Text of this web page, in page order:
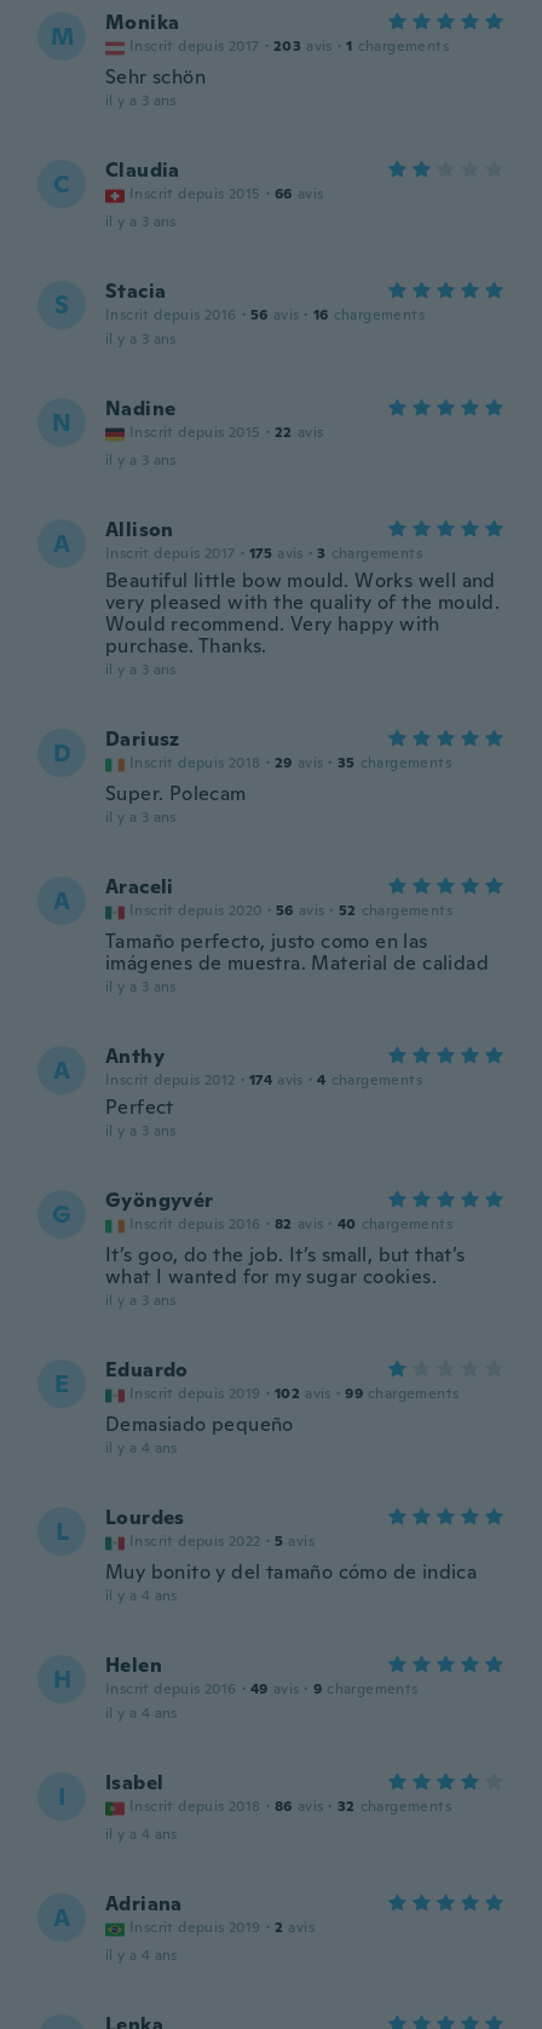
M Monika
Inscrit depuis 2017 · 203 avis · 1 chargements
Sehr schön
il y a 3 ans
C Claudia
Inscrit depuis 2015 · 66 avis
il y a 3 ans
S Stacia
Inscrit depuis 2016 · 56 avis · 16 chargements
il y a 3 ans
N Nadine
Inscrit depuis 2015 · 22 avis
il y a 3 ans
A Allison
Inscrit depuis 2017 · 175 avis · 3 chargements
Beautiful little bow mould. Works well and
very pleased with the quality of the mould.
Would recommend. Very happy with
purchase. Thanks.
il y a 3 ans
D Dariusz
Inscrit depuis 2018 · 29 avis · 35 chargements
Super. Polecam
il y a 3 ans
A Araceli
Inscrit depuis 2020 · 56 avis · 52 chargements
Tamaño perfecto, justo como en las
imágenes de muestra. Material de calidad
il y a 3 ans
A Anthy
Inscrit depuis 2012 · 174 avis · 4 chargements
Perfect
il y a 3 ans
G Gyöngyvér
Inscrit depuis 2016 · 82 avis · 40 chargements
It’s goo, do the job. It’s small, but that’s
what I wanted for my sugar cookies.
il y a 3 ans
E Eduardo
Inscrit depuis 2019 · 102 avis · 99 chargements
Demasiado pequeño
il y a 4 ans
L Lourdes
Inscrit depuis 2022 · 5 avis
Muy bonito y del tamaño cómo de indica
il y a 4 ans
H Helen
Inscrit depuis 2016 · 49 avis · 9 chargements
il y a 4 ans
I Isabel
Inscrit depuis 2018 · 86 avis · 32 chargements
il y a 4 ans
A Adriana
Inscrit depuis 2019 · 2 avis
il y a 4 ans